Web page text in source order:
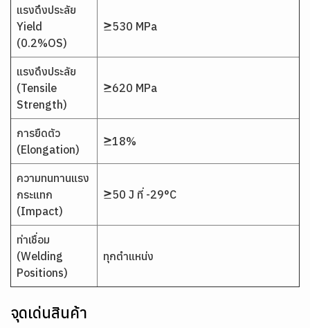
แรงดึงประลัย
Yield
(0.2%OS)
≥530 MPa
แรงดึงประลัย
(Tensile
Strength)
≥620 MPa
การยืดตัว
(Elongation)
≥18%
ความทนทานแรง
กระแทก
(Impact)
≥50 J ที่ -29°C
ท่าเชื่อม
(Welding
Positions)
ทุกตำแหน่ง
จุดเด่นสินค้า